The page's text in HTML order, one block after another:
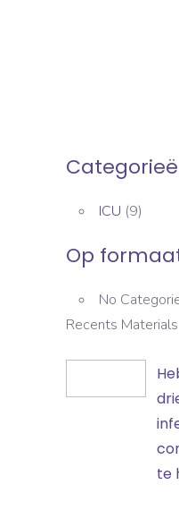
ICU (9)
Op
No
Recents Materials
u
te